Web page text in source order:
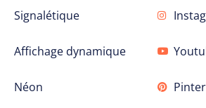
Signalétique
Affichage dynamique
Néon